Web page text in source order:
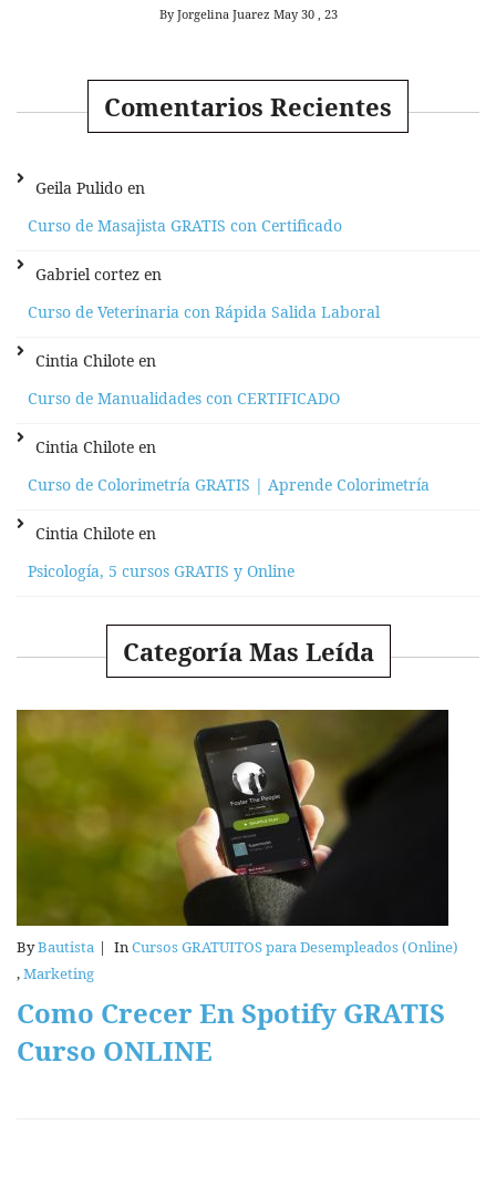
By Jorgelina Juarez May 30 , 23
Comentarios Recientes
Geila Pulido en
Curso de Masajista GRATIS con Certificado
Gabriel cortez en
Curso de Veterinaria con Rápida Salida Laboral
Cintia Chilote en
Curso de Manualidades con CERTIFICADO
Cintia Chilote en
Curso de Colorimetría GRATIS | Aprende Colorimetría
Cintia Chilote en
Psicología, 5 cursos GRATIS y Online
Categoría Mas Leída
ByBautista | InCursos GRATUITOS para Desempleados (Online)
,Marketing
Como Crecer En Spotify GRATIS
Curso ONLINE